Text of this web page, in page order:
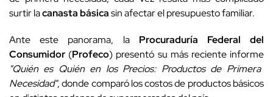
surtir lacanasta básicasin afectar el presupuesto familiar.
Ante este panorama, la Procuraduría Federal del
Consumidor (Profeco) presentó su más reciente informe
"Quién es Quién en los Precios: Productos de Primera
Necesidad", donde comparó los costos de productos básicos